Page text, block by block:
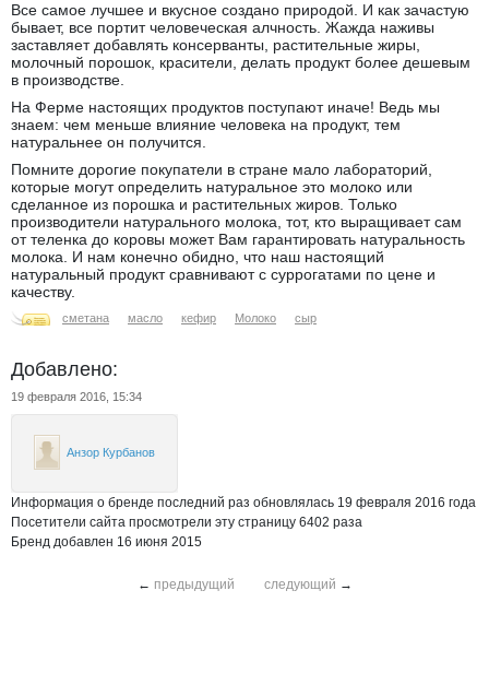
Все самое лучшее и вкусное создано природой. И как зачастую
бывает, все портит человеческая алчность. Жажда наживы
заставляет добавлять консерванты, растительные жиры,
молочный порошок, красители, делать продукт более дешевым
в производстве.
На Ферме настоящих продуктов поступают иначе! Ведь мы
знаем: чем меньше влияние человека на продукт, тем
натуральнее он получится.
Помните дорогие покупатели в стране мало лабораторий,
которые могут определить натуральное это молоко или
сделанное из порошка и растительных жиров. Только
производители натурального молока, тот, кто выращивает сам
от теленка до коровы может Вам гарантировать натуральность
молока. И нам конечно обидно, что наш настоящий
натуральный продукт сравнивают с суррогатами по цене и
качеству.
сметана масло кефир Молоко сыр
Добавлено:
19 февраля 2016, 15:34
Анзор Курбанов
Информация о бренде последний раз обновлялась 19 февраля 2016 года
Посетители сайта просмотрели эту страницу 6402 раза
Бренд добавлен 16 июня 2015
← предыдущий следующий →